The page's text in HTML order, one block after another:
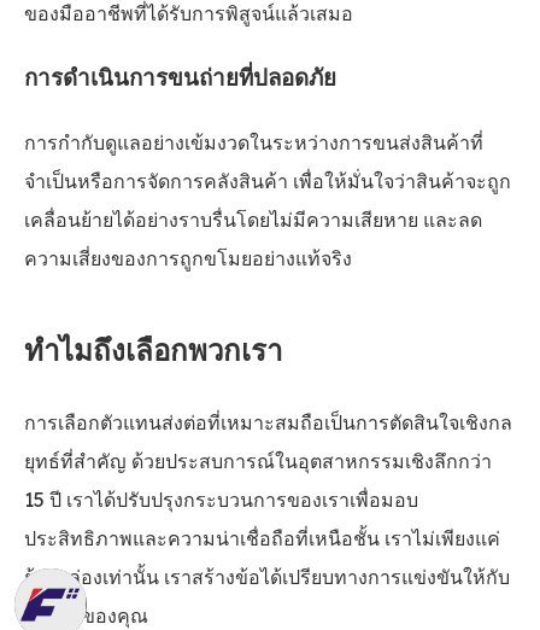
ของมืออาชีพที่ได้รับการพิสูจน์แล้วเสมอ
การดำเนินการขนถ่ายที่ปลอดภัย
การกำกับดูแลอย่างเข้มงวดในระหว่างการขนส่งสินค้าที่
จำเป็นหรือการจัดการคลังสินค้า เพื่อให้มั่นใจว่าสินค้าจะถูก
เคลื่อนย้ายได้อย่างราบรื่นโดยไม่มีความเสียหาย และลด
ความเสี่ยงของการถูกขโมยอย่างแท้จริง
ทำไมถึงเลือกพวกเรา
การเลือกตัวแทนส่งต่อที่เหมาะสมถือเป็นการตัดสินใจเชิงกล
ยุทธ์ที่สำคัญ ด้วยประสบการณ์ในอุตสาหกรรมเชิงลึกกว่า
15 ปี เราได้ปรับปรุงกระบวนการของเราเพื่อมอบ
ประสิทธิภาพและความน่าเชื่อถือที่เหนือชั้น เราไม่เพียงแค่
ย้ายกล่องเท่านั้น เราสร้างข้อได้เปรียบทางการแข่งขันให้กับ
องค์กรของคุณ